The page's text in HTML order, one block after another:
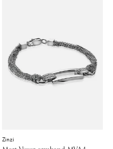
Zinzi